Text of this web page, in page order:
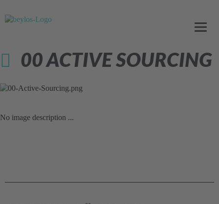
00 ACTIVE SOURCING
No image description ...